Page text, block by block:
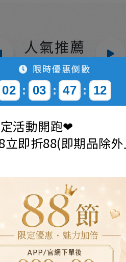
人氣推薦
Popular
限時優惠倒數
02 : 03 : 47 : 10
活動開跑❤
立即折88(即期品除